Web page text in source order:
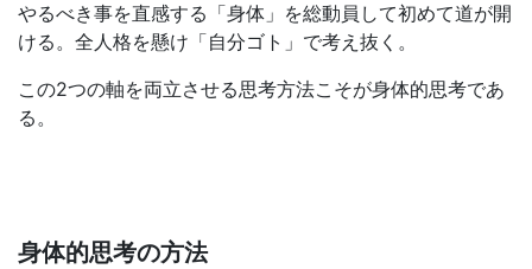
やるべき事を直感する「身体」を総動員して初めて道が開
ける。全人格を懸け「自分ゴト」で考え抜く。
この2つの軸を両立させる思考方法こそが身体的思考であ
る。
身体的思考の方法